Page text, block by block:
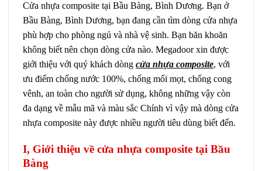
Cửa nhựa composite tại Bầu Bàng, Bình Dương. Bạn ở
Bầu Bàng, Bình Dương, bạn đang cần tìm dòng cửa nhựa
phù hợp cho phòng ngủ và nhà vệ sinh. Bạn băn khoăn
không biết nên chọn dòng cửa nào. Megadoor xin được
giới thiệu với quý khách dòng cửa nhựa composite, với
ưu điểm chống nước 100%, chống mối mọt, chống cong
vênh, an toàn cho người sử dụng, không những vậy còn
đa dạng về mẫu mã và màu sắc Chính vì vậy mà dòng cửa
nhựa composite này được nhiều người tiêu dùng biết đến.
I, Giới thiệu về cửa nhựa composite tại Bầu
Bàng